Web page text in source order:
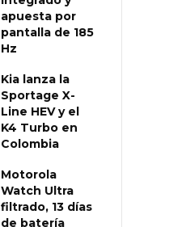
apuesta por
pantalla de 185
Hz
Kia lanza la
Sportage X-
Line HEV y el
K4 Turbo en
Colombia
Motorola
Watch Ultra
filtrado, 13 días
de batería